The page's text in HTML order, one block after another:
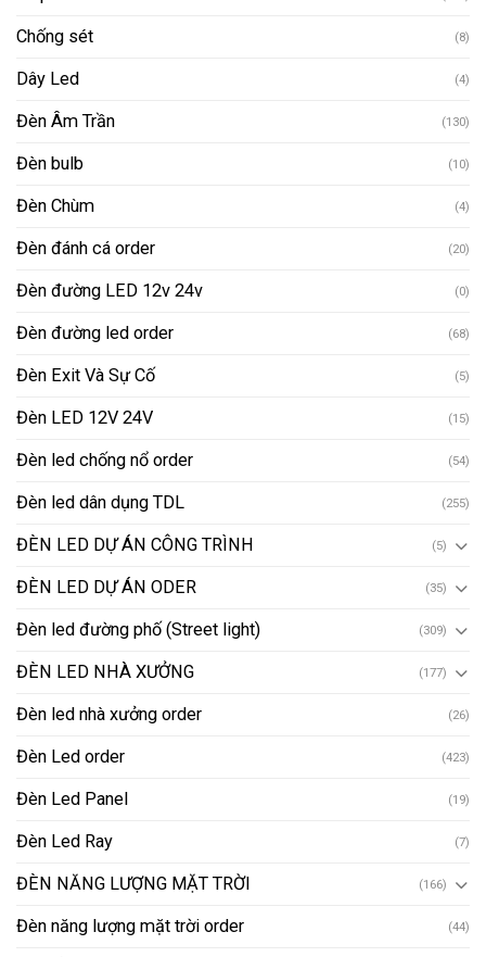
Chống sét (8)
Dây Led (4)
Đèn Âm Trần (130)
Đèn bulb (10)
Đèn Chùm (4)
Đèn đánh cá order (20)
Đèn đường LED 12v 24v (0)
Đèn đường led order (68)
Đèn Exit Và Sự Cố (5)
Đèn LED 12V 24V (15)
Đèn led chống nổ order (54)
Đèn led dân dụng TDL (255)
ĐÈN LED DỰ ÁN CÔNG TRÌNH (5)
ĐÈN LED DỰ ÁN ODER (35)
Đèn led đường phố (Street light) (309)
ĐÈN LED NHÀ XƯỞNG (177)
Đèn led nhà xưởng order (26)
Đèn Led order (423)
Đèn Led Panel (19)
Đèn Led Ray (7)
ĐÈN NĂNG LƯỢNG MẶT TRỜI (166)
Đèn năng lượng mặt trời order (44)